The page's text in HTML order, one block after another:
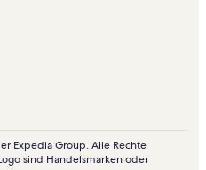
Expedia Group. Alle Rechte
sind Handelsmarken oder